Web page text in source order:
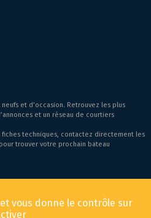
et d’occasion. Retrouvez les plus
et un réseau de courtiers
techniques, contactez directement les
trouver votre prochain bateau
vous donne le contrôle sur